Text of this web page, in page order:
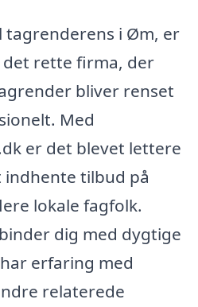
tagrenderens i Øm, er
rette firma, der
bliver renset
Med
er det blevet lettere
tilbud på
lokale fagfolk.
dig med dygtige
erfaring med
relaterede